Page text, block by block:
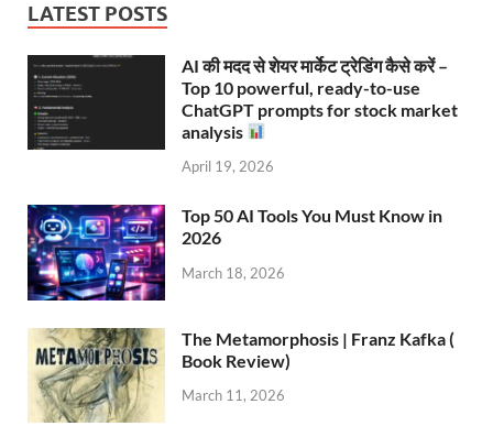
LATEST POSTS
AI की मदद से शेयर मार्केट ट्रेडिंग कैसे करें –
Top 10 powerful, ready-to-use
ChatGPT prompts for stock market
analysis
April 19, 2026
Top 50 AI Tools You Must Know in
2026
March 18, 2026
The Metamorphosis | Franz Kafka (
Book Review)
March 11, 2026